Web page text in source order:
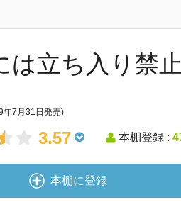
は立ち入り禁
年7月31日発売)
3.57 本棚登録 :
本棚に登録